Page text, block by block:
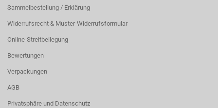
Sammelbestellung / Erklärung
Widerrufsrecht & Muster-Widerrufsformular
Online-Streitbeilegung
Bewertungen
Verpackungen
AGB
Privatsphäre und Datenschutz